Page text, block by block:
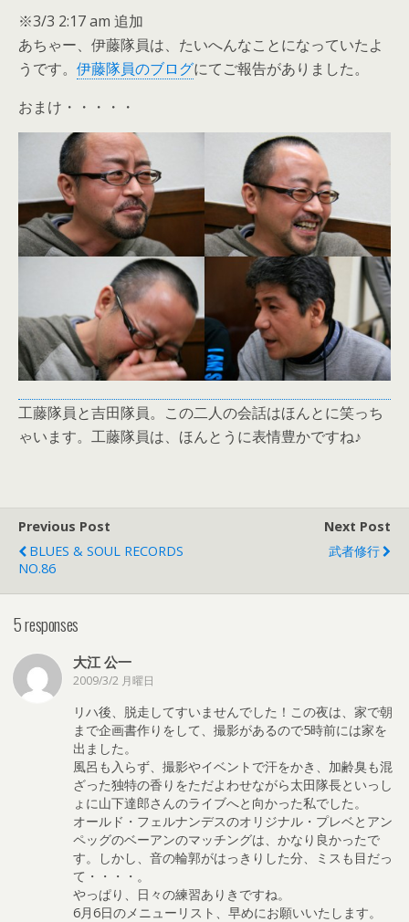
※3/3 2:17 am 追加
あちゃー、伊藤隊員は、たいへんなことになっていたよ
うです。 伊藤隊員のブログにてご報告がありました。
おまけ・・・・・
工藤隊員と吉田隊員。この二人の会話はほんとに笑っち
ゃいます。工藤隊員は、ほんとうに表情豊かですね♪
Previous Post
BLUES & SOUL RECORDS
NO.86
Next Post
武者修行
5 responses
大江 公一
2009/3/2 月曜日
リハ後、脱走してすいませんでした！この夜は、家で朝
まで企画書作りをして、撮影があるので5時前には家を
出ました。
風呂も入らず、撮影やイベントで汗をかき、加齢臭も混
ざった独特の香りをただよわせながら太田隊長といっし
ょに山下達郎さんのライブへと向かった私でした。
オールド・フェルナンデスのオリジナル・プレベとアン
ペッグのベーアンのマッチングは、かなり良かったで
す。しかし、音の輪郭がはっきりした分、ミスも目だっ
て・・・・。
やっぱり、日々の練習ありきですね。
6月6日のメニューリスト、早めにお願いいたします。